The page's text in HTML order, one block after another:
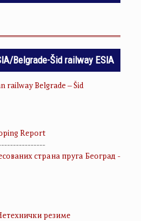
Belgrade-Šid railway ESIA
railway Belgrade – Šid
Report
страна пруга Београд -
резиме